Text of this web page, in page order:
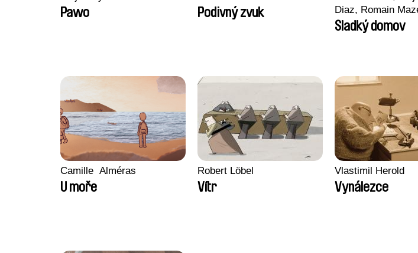
Pawo Podivný zvuk
Diaz, Romain
Stéphane Paccolat
Sladký domov
Camille​ ​ ​Alméras
U moře
Robert Löbel
Vítr
Vlastimil Herold
Vynálezce